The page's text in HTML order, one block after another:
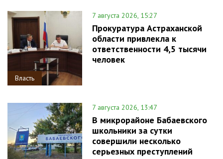
Власть
7 августа 2026, 15:27
Прокуратура Астраханской
области привлекла к
ответственности 4,5 тысячи
человек
7 августа 2026, 13:47
В микрорайоне Бабаевского
школьники за сутки
совершили несколько
серьезных преступлений